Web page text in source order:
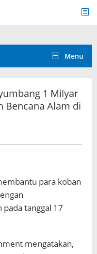
Menu
1 Milyar
Bencana Alam di
para koban
tanggal 17
mengatakan,